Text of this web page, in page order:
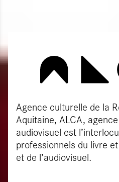
Agence culturelle de la
Aquitaine, ALCA,
audiovisuel est
professionnels du livre
et de l’audiovisuel.